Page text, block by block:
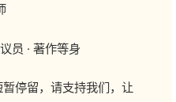
员 · 著作等身
停留，请支持我们，让